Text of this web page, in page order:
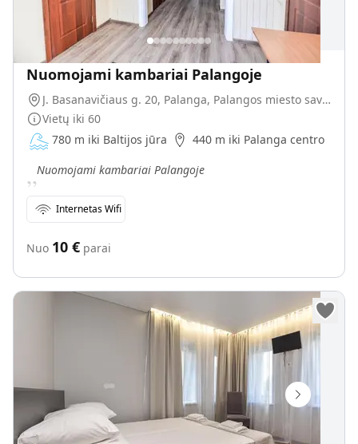
Nuomojami kambariai Palangoje
J. Basanavičiaus g. 20, Palanga, Palangos miesto savivaldybė, Lietuva
Vietų iki 60
780 m iki Baltijos jūra
440 m iki Palanga centro
„Nuomojami kambariai Palangoje
Internetas Wifi
Nuo 10 € parai